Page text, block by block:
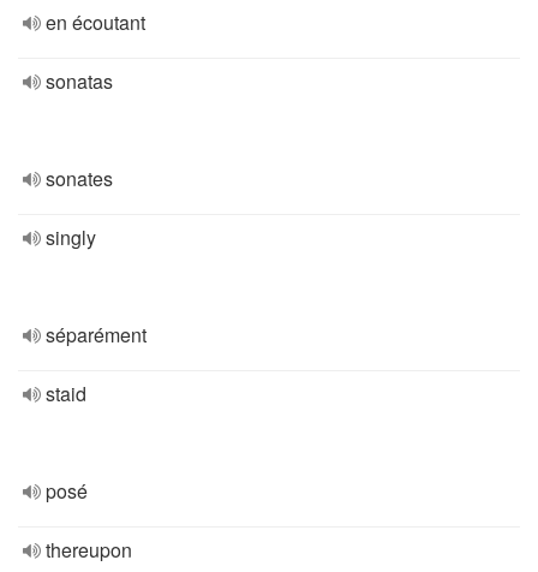
en écoutant
sonatas
sonates
singly
séparément
staid
posé
thereupon